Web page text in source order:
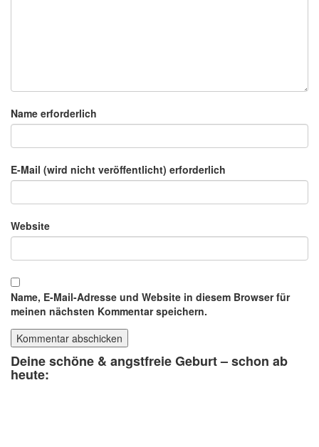
Name erforderlich
E-Mail (wird nicht veröffentlicht) erforderlich
Website
Name, E-Mail-Adresse und Website in diesem Browser für
meinen nächsten Kommentar speichern.
Deine schöne & angstfreie Geburt – schon ab
heute: